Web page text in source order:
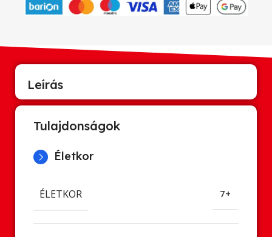
Leírás
Tulajdonságok
Életkor
ÉLETKOR 7+